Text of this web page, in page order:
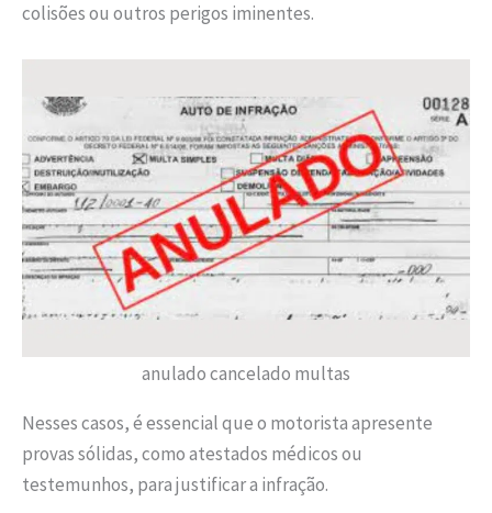
colisões ou outros perigos iminentes.
anulado cancelado multas
Nesses casos, é essencial que o motorista apresente
provas sólidas, como atestados médicos ou
testemunhos, para justificar a infração.